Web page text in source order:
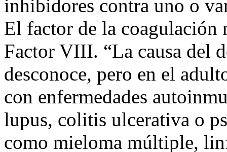
inhibidores contra uno o
El factor de la coagulación
Factor VIII. “La causa del
desconoce, pero en el
con enfermedades
lupus, colitis ulcerativa o
como mieloma múltiple,